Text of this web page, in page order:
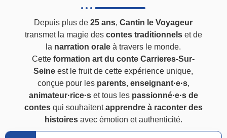
Depuis plus de25 ans,Cantin le Voyageur
transmet la magie des contes traditionnelset de
la narration orale à travers le monde.
Cetteformation art du conte Carrieres-Sur-
Seine est le fruit de cette expérience unique,
conçue pour les parents, enseignant·e·s,
animateur·rice·set tous les passionné·e·s de
contesqui souhaitentapprendre à raconter des
histoiresavec émotion et authenticité.